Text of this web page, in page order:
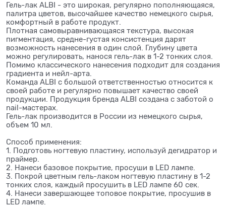
Гель-лак ALBI - это широкая, регулярно пополняющаяся,
палитра цветов, высочайшее качество немецкого сырья,
комфортный в работе продукт.
Плотная самовыравнивающаяся текстура, высокая
пигментация, средне-густая консистенция дарят
возможность нанесения в один слой. Глубину цвета
можно регулировать, нанося гель-лак в 1-2 тонких слоя.
Помимо классического нанесения подходит для создания
градиента и нейл-арта.
Команда ALBI с большой ответственностью относится к
своей работе и регулярно повышает качество своей
продукции. Продукция бренда ALBI создана с заботой о
nail-мастерах.
Гель-лак производится в России из немецкого сырья,
объем 10 мл.
Способ применения:
1. Подготовь ногтевую пластину, используй дегидратор и
праймер.
2. Нанеси базовое покрытие, просуши в LED лампе.
3. Покрой цветным гель-лаком ногтевую пластину в 1-2
тонких слоя, каждый просушить в LED лампе 60 сек.
4. Нанеси завершающее топовое покрытие, просушив в
LED лампе.